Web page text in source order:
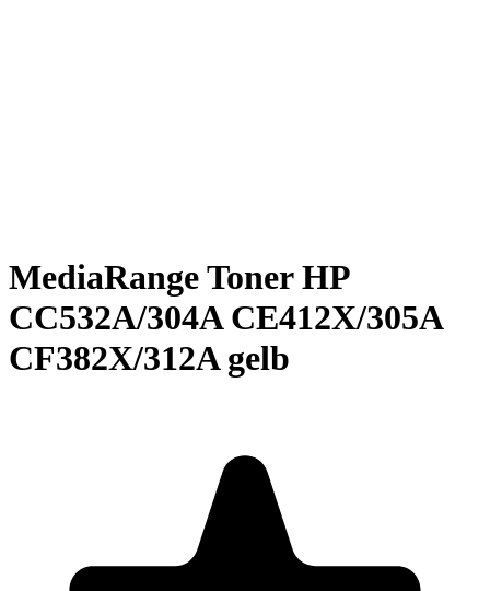
MediaRange Toner HP
CC532A/304A CE412X/305A
CF382X/312A gelb